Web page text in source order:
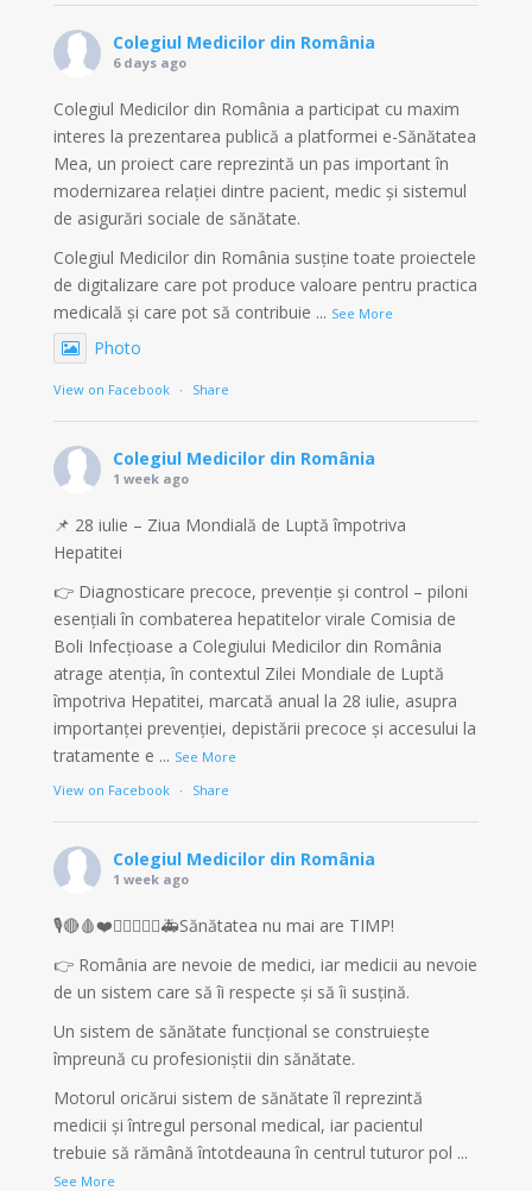
Colegiul Medicilor din România
6 days ago
Colegiul Medicilor din România a participat cu maxim
interes la prezentarea publică a platformei e-Sănătatea
Mea, un proiect care reprezintă un pas important în
modernizarea relației dintre pacient, medic și sistemul
de asigurări sociale de sănătate.
Colegiul Medicilor din România susține toate proiectele
de digitalizare care pot produce valoare pentru practica
medicală și care pot să contribuie ... See More
Photo
View on Facebook · Share
Colegiul Medicilor din România
1 week ago
📌 28 iulie – Ziua Mondială de Luptă împotriva
Hepatitei
👉 Diagnosticare precoce, prevenție și control – piloni
esențiali în combaterea hepatitelor virale Comisia de
Boli Infecțioase a Colegiului Medicilor din România
atrage atenția, în contextul Zilei Mondiale de Luptă
împotriva Hepatitei, marcată anual la 28 iulie, asupra
importanței prevenției, depistării precoce și accesului la
tratamente e ... See More
View on Facebook
· Share
Colegiul Medicilor din România
1 week ago
🎙️🔴🩸❤️👩‍⚕️👨🏼‍⚕️🚑Sănătatea nu mai are TIMP!
👉 România are nevoie de medici, iar medicii au nevoie
de un sistem care să îi respecte și să îi susțină.
Un sistem de sănătate funcțional se construiește
împreună cu profesioniștii din sănătate.
Motorul oricărui sistem de sănătate îl reprezintă
medicii și întregul personal medical, iar pacientul
trebuie să rămână întotdeauna în centrul tuturor pol ...
See More